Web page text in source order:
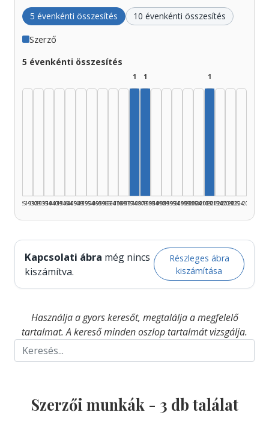
5 évenkénti összesítés 10 évenkénti összesítés
Szerző
5 évenkénti összesítés
1925–1929
1930–1934
1935–1939
1940–1944
1945–1949
1950–1954
1955–1959
1960–1964
1965–1969
1970–1974
1
1975–1979
1
1980–1984
1985–1989
1990–1994
1995–1999
2000–2004
2005–2009
1
2010–2014
2015–2019
2020–2024
2025–2026
Kapcsolati ábra még nincs
kiszámítva.
Részleges ábra
kiszámítása
Használja a gyors keresőt, megtalálja a megfelelő
tartalmat. A kereső minden oszlop tartalmát vizsgálja.
Szerzői munkák - 3 db találat